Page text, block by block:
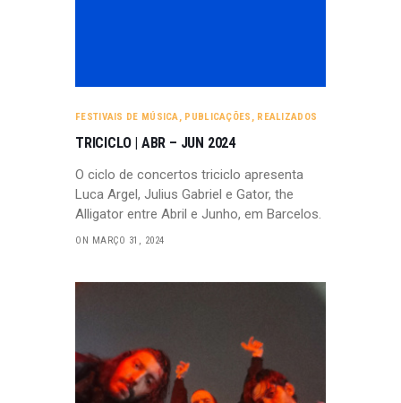
FESTIVAIS DE MÚSICA, PUBLICAÇÕES , REALIZADOS
TRICICLO | ABR – JUN 2024
O ciclo de concertos triciclo apresenta
Luca Argel, Julius Gabriel e Gator, the
Alligator entre Abril e Junho, em Barcelos.
ON MARÇO 31, 2024